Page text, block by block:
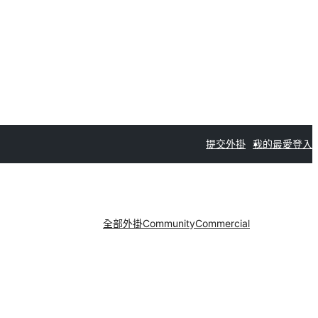
提交外掛 我的最愛登入
全部外掛CommunityCommercial